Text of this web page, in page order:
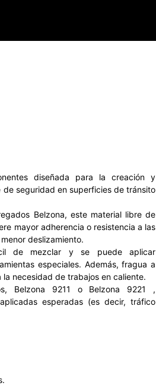
diseñada para la creación y
seguridad en superficies de tránsito
Belzona, este material libre de
mayor adherencia o resistencia a las
deslizamiento.
de mezclar y se puede aplicar
especiales. Además, fragua a
necesidad de trabajos en caliente.
Belzona 9211 o Belzona 9221 ,
esperadas (es decir, tráfico